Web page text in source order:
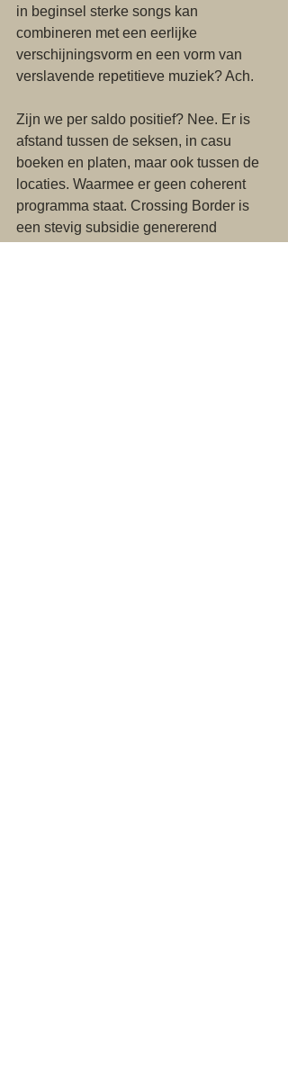
in beginsel sterke songs kan
combineren met een eerlijke
verschijningsvorm en een vorm van
verslavende repetitieve muziek? Ach.
Zijn we per saldo positief? Nee. Er is
afstand tussen de seksen, in casu
boeken en platen, maar ook tussen de
locaties. Waarmee er geen coherent
programma staat. Crossing Border is
een stevig subsidie genererend